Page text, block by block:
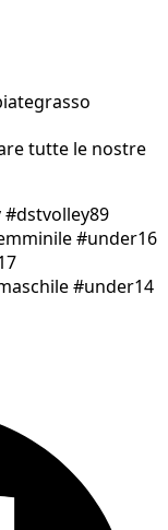
tutte le nostre
#under16
#under14